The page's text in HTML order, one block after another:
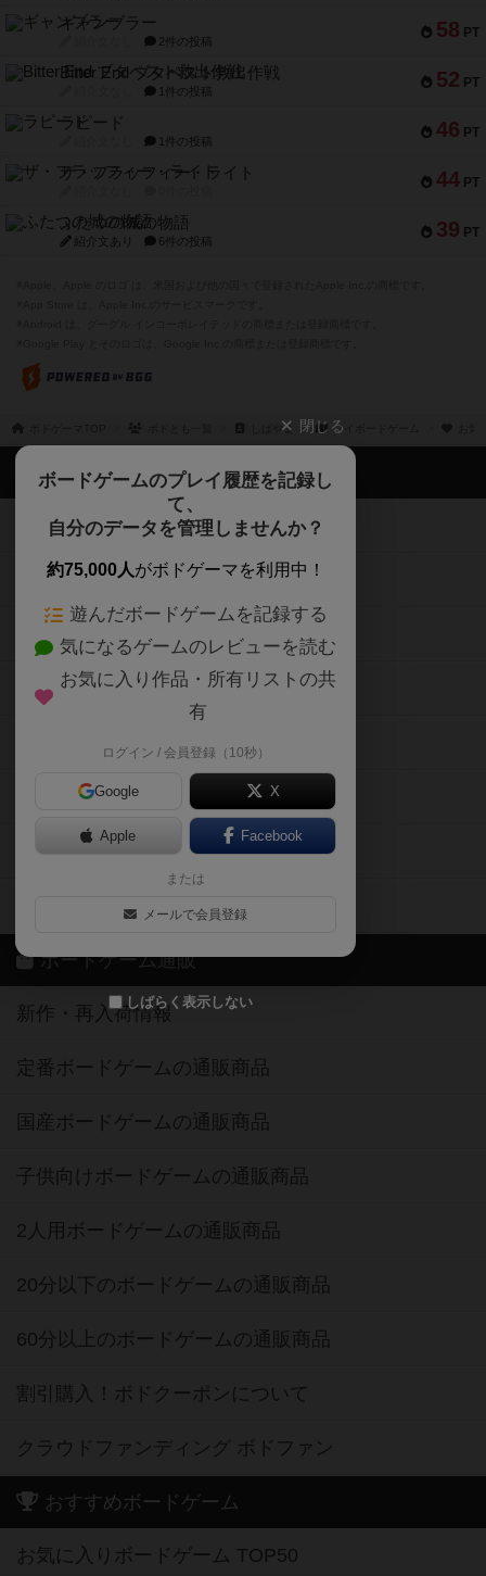
58 PT
ギャンブラー
2件の投稿
52 PT
Bitter End ブタペスト救出作戦
1件の投稿
46 PT
ラピード
1件の投稿
44 PT
ザ・フラッフィー・ライト
39 PT
ふたつの城の物語
紹介文あり 6件の投稿
しばやま マイボードゲーム
閉じる
ボードゲームのプレイ履歴を記録し
て、
自分のデータを管理しませんか？
約75,000人がボドゲーマを利用中！
遊んだボードゲームを記録する
気になるゲームのレビューを読む
お気に入り作品・所有リストの共
有
ログイン / 会員登録（10秒）
Google X
Apple Facebook
または
メールで会員登録
しばらく表示しない
ボドゲーマTOP
ボードゲームを検索する
ボードゲームの新着レビュー
ボードゲーム会情報
メカニクス特集
掲示板・トピックス
ボドとも・会員一覧
ボードゲーム業界コラム
ボドゲーマご利用案内
ボードゲーム通販
新作・再入荷情報
定番ボードゲームの通販商品
国産ボードゲームの通販商品
子供向けボードゲームの通販商品
2人用ボードゲームの通販商品
20分以下のボードゲームの通販商品
60分以上のボードゲームの通販商品
割引購入！ボドクーポンについて
クラウドファンディング ボドファン
おすすめボードゲーム
お気に入りボードゲーム TOP50